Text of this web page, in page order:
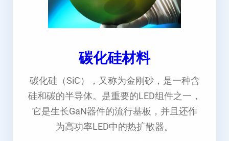
碳化硅材料
碳化硅（SiC），又称为金刚砂，是一种含
硅和碳的半导体。是重要的LED组件之一，
它是生长GaN器件的流行基板，并且还作
为高功率LED中的热扩散器。